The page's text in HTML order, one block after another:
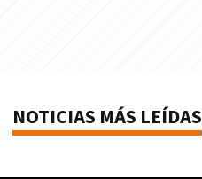
NOTICIAS MÁS LEÍDAS